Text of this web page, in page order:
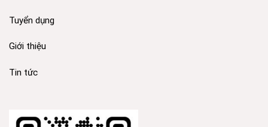
Tuyển dụng
Giới thiệu
Tin tức